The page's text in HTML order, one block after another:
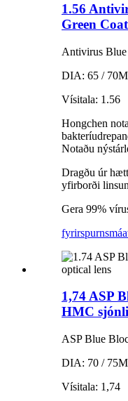
1.56
Green
Antivirus
DIA: 65 /
Vísitala: 1.56
Hongchen
Notaðu
Dragðu úr
yfirborði
Gera 99%
fyrirspurn
1,74 ASP
HMC
ASP Blue
DIA: 70 /
Vísitala: 1,74